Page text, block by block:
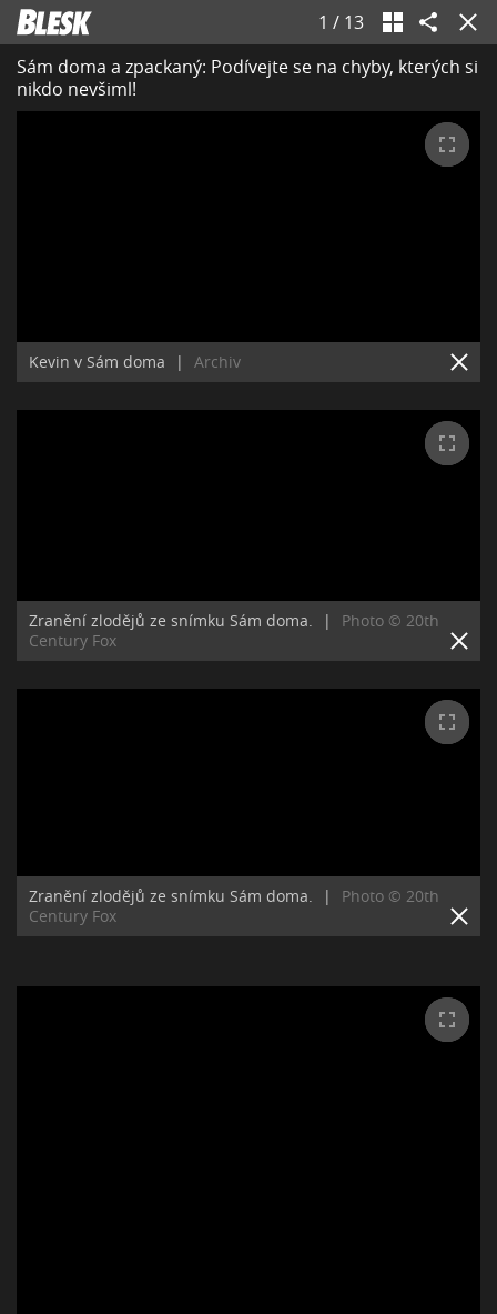
1 / 13
Sám doma a zpackaný: Podívejte se na chyby, kterých si
nikdo nevšiml!
Kevin v Sám doma | Archiv
Zranění zlodějů ze snímku Sám doma. |
Photo © 20th
Century Fox
Zranění zlodějů ze snímku Sám doma. |
Photo © 20th
Century Fox